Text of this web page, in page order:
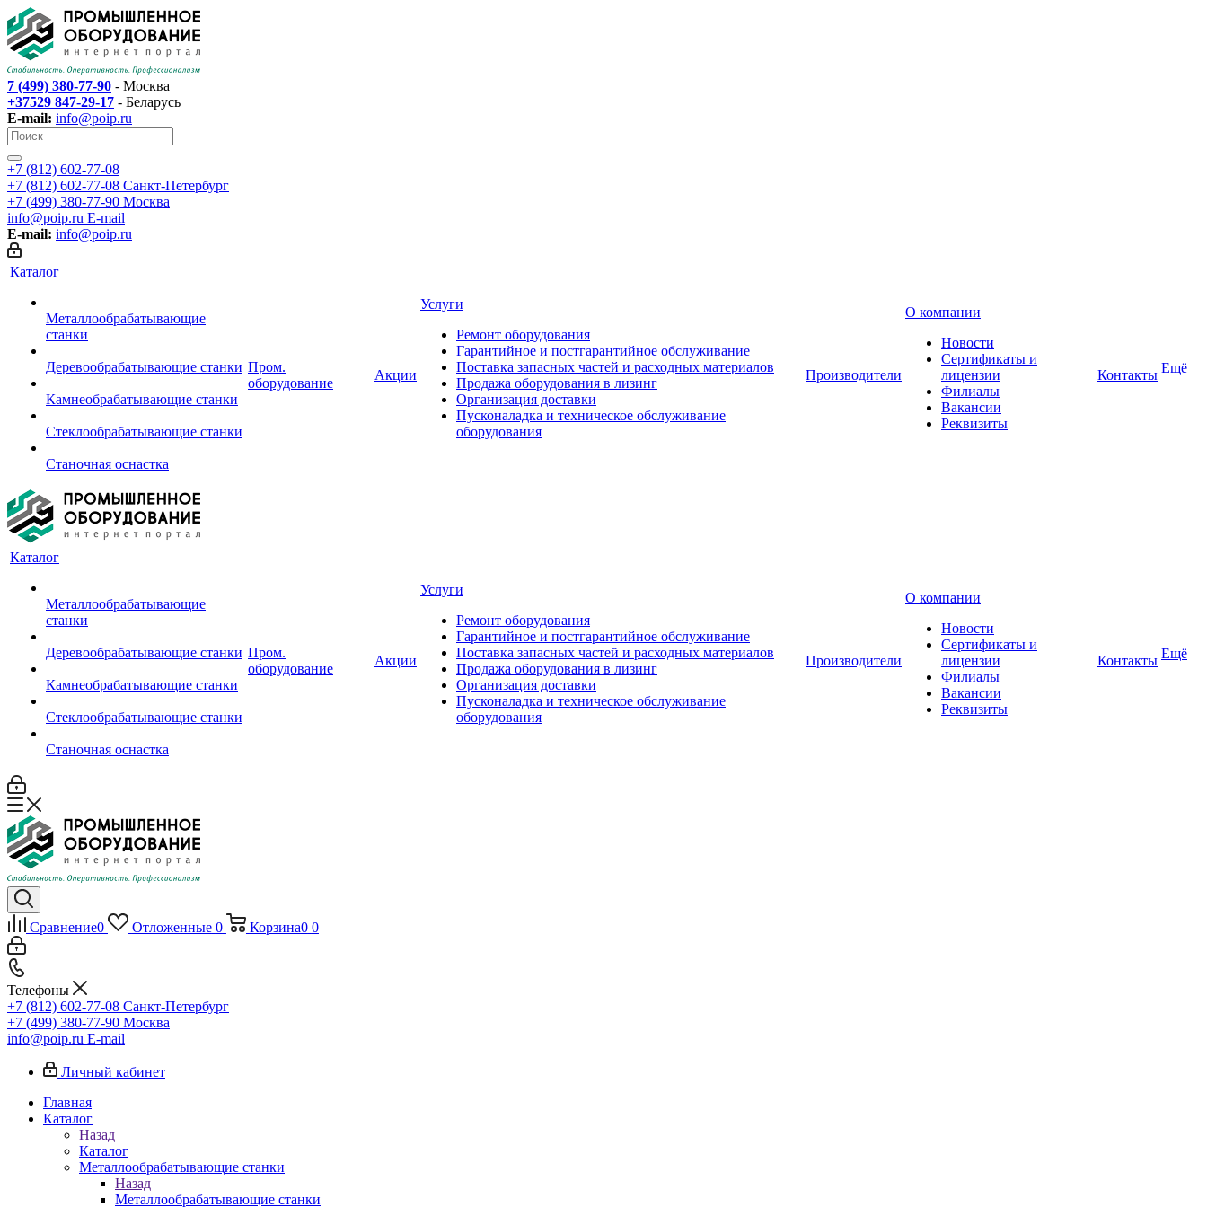
7 (499) 380-77-90 - Москва
+37529 847-29-17 - Беларусь
E-mail: info@poip.ru
+7 (812) 602-77-08
+7 (812) 602-77-08 Санкт-Петербург
+7 (499) 380-77-90 Москва
info@poip.ru E-mail
E-mail: info@poip.ru
Каталог
Металлообрабатывающие
станки
Деревообрабатывающие станки
Камнеобрабатывающие станки
Стеклообрабатывающие станки
Станочная оснастка
Пром.
оборудование
Акции
Услуги
Ремонт оборудования
Гарантийное и постгарантийное обслуживание
Поставка запасных частей и расходных материалов
Продажа оборудования в лизинг
Организация доставки
Пусконаладка и техническое обслуживание
оборудования
Производители
О компании
Новости
Сертификаты и
лицензии
Филиалы
Вакансии
Реквизиты
Контакты Ещё
Каталог
Металлообрабатывающие
станки
Деревообрабатывающие станки
Камнеобрабатывающие станки
Стеклообрабатывающие станки
Станочная оснастка
Пром.
оборудование
Акции
Услуги
Ремонт оборудования
Гарантийное и постгарантийное обслуживание
Поставка запасных частей и расходных материалов
Продажа оборудования в лизинг
Организация доставки
Пусконаладка и техническое обслуживание
оборудования
Производители
О компании
Новости
Сертификаты и
лицензии
Филиалы
Вакансии
Реквизиты
Контакты Ещё
Сравнение0 Отложенные 0 Корзина0 0
Телефоны
+7 (812) 602-77-08 Санкт-Петербург
+7 (499) 380-77-90 Москва
info@poip.ru E-mail
Личный кабинет
Главная
Каталог
Назад
Каталог
Металлообрабатывающие станки
Назад
Металлообрабатывающие станки